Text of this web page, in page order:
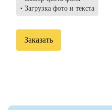
• Загрузка фото и текста
Заказать